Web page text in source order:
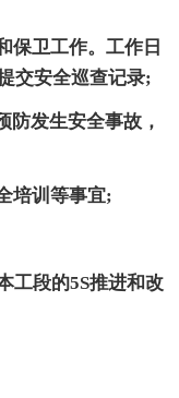
卫工作。工作日
交安全巡查记录;
发生安全事故，
培训等事宜;
段的5S推进和改